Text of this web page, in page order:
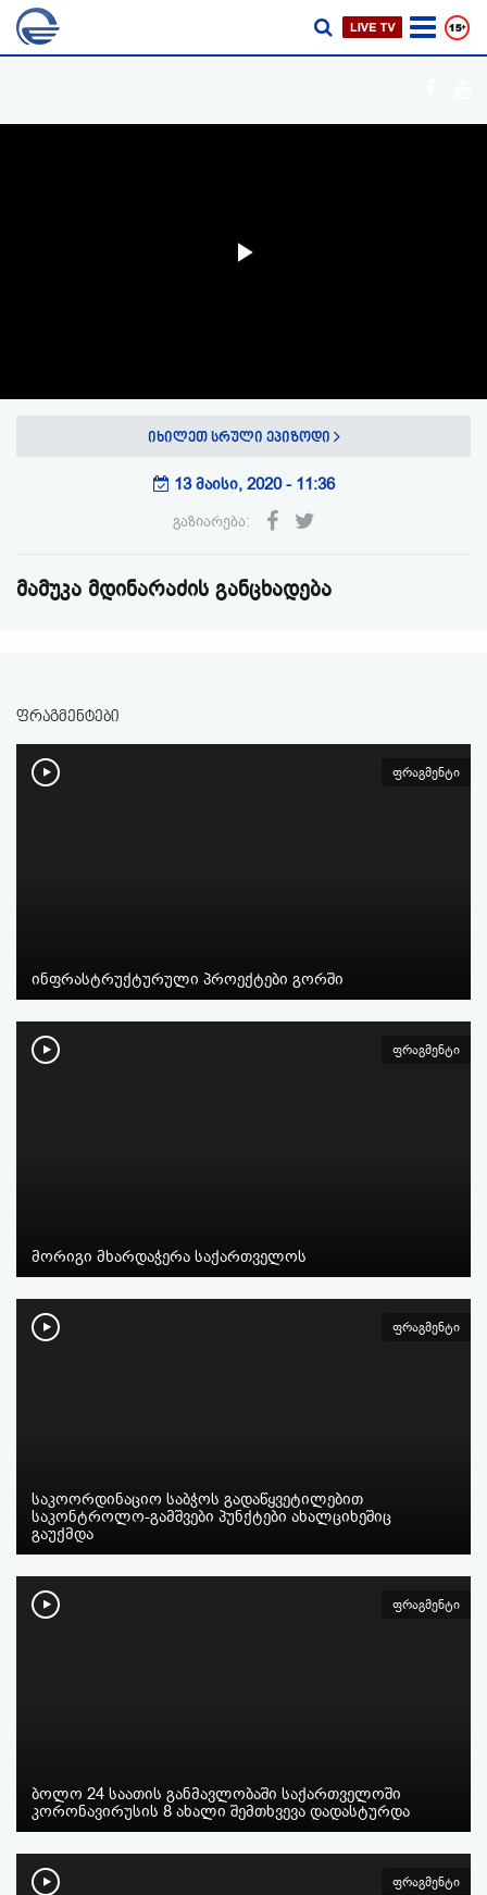
გაზიარება:
იხილეთ სრული ეპიზოდი
13 მაისი, 2020 - 11:36
მამუკა მდინარაძის განცხადება
ფრაგმენტები
ფრაგმენტი
ინფრასტრუქტურული პროექტები გორში
ფრაგმენტი
მორიგი მხარდაჭერა საქართველოს
ფრაგმენტი
საკოორდინაციო საბჭოს გადაწყვეტილებით
საკონტროლო-გამშვები პუნქტები ახალციხეშიც
გაუქმდა
ფრაგმენტი
ბოლო 24 საათის განმავლობაში საქართველოში
კორონავირუსის 8 ახალი შემთხვევა დადასტურდა
ფრაგმენტი